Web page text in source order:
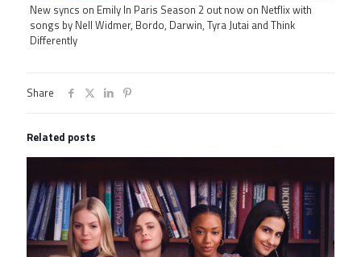
New syncs on Emily In Paris Season 2 out now on Netflix with
songs by Nell Widmer, Bordo, Darwin, Tyra Jutai and Think
Differently
Share
Related posts